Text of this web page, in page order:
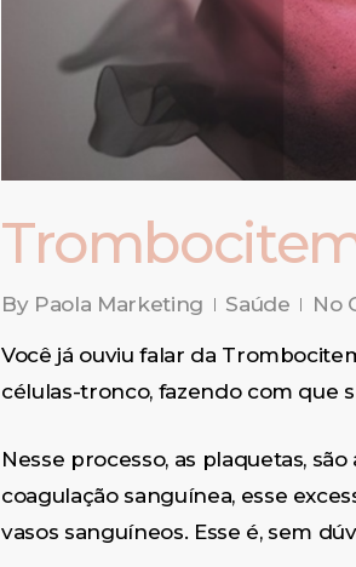
By Paola Marketing Saúde No
Você já ouviu falar da
células-tronco, fazendo com que
Nesse processo, as plaquetas,
coagulação sanguínea, esse
vasos sanguíneos. Esse é, sem